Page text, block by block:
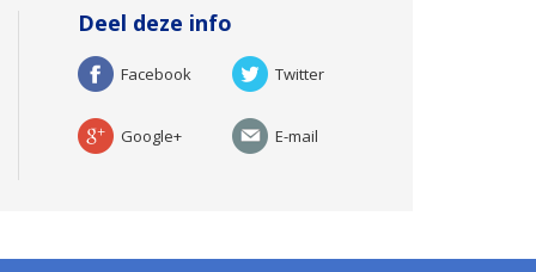
Deel deze info
Facebook Twitter
Google+ E-mail